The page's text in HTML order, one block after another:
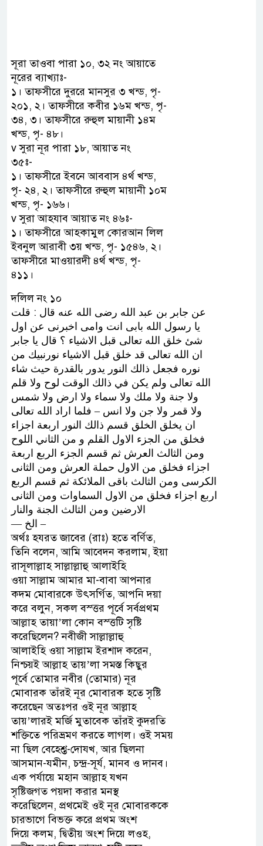
সূরা তাওবা পারা ১০, ৩২ নং আয়াতে
নূরের ব্যাখ্যাঃ-
১। তাফসীরে দুররে মানসুর ৩ খন্ড, পৃ-
২০১, ২। তাফসীরে কবীর ১৬ম খন্ড, পৃ-
৩৪, ৩। তাফসীরে রুহুল মায়ানী ১৪ম
খন্ড, পৃ- ৪৮।
v সুরা নূর পারা ১৮, আয়াত নং
৩৫ঃ-
১। তাফসীরে ইবনে আববাস ৪র্থ খন্ড,
পৃ- ২৪, ২। তাফসীরে রুহুল মায়ানী ১০ম
খন্ড, পৃ- ১৬৬।
v সুরা আহযাব আয়াত নং ৪৬ঃ-
১। তাফসীরে আহকামুল কোরআন লিল
ইবনুল আরাবী ৩য় খন্ড, পৃ- ১৫৪৬, ২।
তাফসীরে মাওয়ারদী ৪র্থ খন্ড, পৃ-
৪১১।
দলিল নং ১০
ﻋﻦ ﺟﺎﺑﺮ ﺑﻦ ﻋﺒﺪ ﺍﻟﻠﻪ ﺭﺿﻰ ﺍﻟﻠﻪ ﻋﻨﻪ ﻗﺎﻝ : ﻗﻠﺖ
ﻳﺎ ﺭﺳﻮﻝ ﺍﻟﻠﻪ ﺑﺎﺑﻰ ﺍﻧﺖ ﻭﺍﻣﻰ ﺍﺧﺒﺮﻧﻰ ﻋﻦ ﺍﻭﻝ
ﺷﺊ ﺧﻠﻖ ﺍﻟﻠﻪ ﺗﻌﺎﻟﻰ ﻗﺒﻞ ﺍﻻﺷﻴﺎﺀ ؟ ﻗﺎﻝ ﻳﺎ ﺟﺎﺑﺮ
ﺍﻥ ﺍﻟﻠﻪ ﺗﻌﺎﻟﻰ ﻗﺪ ﺧﻠﻖ ﻗﺒﻞ ﺍﻻﺷﻴﺎﺀ ﻧﻮﺭﻧﺒﻴﻚ ﻣﻦ
ﻧﻮﺭﻩ ﻓﺠﻌﻞ ﺫﺍﻟﻚ ﺍﻟﻨﻮﺭ ﻳﺪﻭﺭ ﺑﺎﻟﻘﺪﺭﺓ ﺣﻴﺚ ﺷﺎﺀ
ﺍﻟﻠﻪ ﺗﻌﺎﻟﻰ ﻭﻟﻢ ﻳﻜﻦ ﻓﻲ ﺫﺍﻟﻚ ﺍﻟﻮﻗﺖ ﻟﻮﺡ ﻭﻻ ﻗﻠﻢ
ﻭﻻ ﺟﻨﺔ ﻭﻻ ﻣﻠﻚ ﻭﻻ ﺳﻤﺎﺀ ﻭﻻ ﺍﺭﺽ ﻭﻻ ﺷﻤﺲ
ﻭﻻ ﻗﻤﺮ ﻭﻻ ﺟﻦ ﻭﻻ ﺍﻧﺲ – ﻓﻠﻤﺎ ﺍﺭﺍﺩ ﺍﻟﻠﻪ ﺗﻌﺎﻟﻰ
ﺍﻥ ﻳﺨﻠﻖ ﺍﻟﺨﻠﻖ ﻗﺴﻢ ﺫﺍﻟﻚ ﺍﻟﻨﻮﺭ ﺍﺭﺑﻌﺔ ﺍﺟﺰﺍﺀ
ﻓﺨﻠﻖ ﻣﻦ ﺍﻟﺠﺰﺀ ﺍﻻﻭﻝ ﺍﻟﻘﻠﻢ ﻭ ﻣﻦ ﺍﻟﺜﺎﻧﻲ ﺍﻟﻠﻮﺡ
ﻭﻣﻦ ﺍﻟﺜﺎﻟﺚ ﺍﻟﻌﺮﺵ ﺛﻢ ﻗﺴﻢ ﺍﻟﺠﺰﺀ ﺍﻟﺮﺑﻊ ﺍﺭﺑﻌﺔ
ﺍﺟﺰﺍﺀ ﻓﺨﻠﻖ ﻣﻦ ﺍﻻﻭﻝ ﺣﻤﻠﺔ ﺍﻟﻌﺮﺵ ﻭﻣﻦ ﺍﻟﺜﺎﻧﻰ
ﺍﻟﻜﺮﺳﻰ ﻭﻣﻦ ﺍﻟﺜﺎﻟﺚ ﺑﺎﻗﻰ ﺍﻟﻤﻼﺋﻜﺔ ﺛﻢ ﻗﺴﻢ ﺍﻟﺮﺑﻊ
ﺍﺭﺑﻊ ﺍﺟﺰﺍﺀ ﻓﺨﻠﻖ ﻣﻦ ﺍﻻﻭﻝ ﺍﻟﺴﻤﺎﻭﺍﺕ ﻭﻣﻦ ﺍﻟﺜﺎﻧﻰ
ﺍﻻﺭﺿﻴﻦ ﻭﻣﻦ ﺍﻟﺜﺎﻟﺚ ﺍﻟﺠﻨﺔ ﻭﺍﻟﻨﺎﺭ
— ﺍﻟﺦ –
অর্থঃ হযরত জাবের (রাঃ) হতে বর্ণিত,
তিনি বলেন, আমি আবেদন করলাম, ইয়া
রাসূলাল্লাহ সাল্লাল্লাহু আলাইহি
ওয়া সাল্লাম আমার মা-বাবা আপনার
কদম মোবারকে উৎসর্গিত, আপনি দয়া
করে বলুন, সকল বস্ত্তর পূর্বে সর্বপ্রথম
আল্লাহ তায়া’লা কোন বস্ত্তটি সৃষ্টি
করেছিলেন? নবীজী সাল্লাল্লাহু
আলাইহি ওয়া সাল্লাম ইরশাদ করেন,
নিশ্চয়ই আল্লাহ তায়’লা সমস্ত কিছুর
পূর্বে তোমার নবীর (তোমার) নূর
মোবারক তাঁরই নূর মোবারক হতে সৃষ্টি
করেছেন অতঃপর ওই নূর আল্লাহ
তায়’লারই মর্জি মুতাবেক তাঁরই কুদরতি
শক্তিতে পরিভ্রমণ করতে লাগল। ওই সময়
না ছিল বেহেশ্ত-দোযখ, আর ছিলনা
আসমান-যমীন, চন্দ্র-সূর্য, মানব ও দানব।
এক পর্যায়ে মহান আল্লাহ যখন
সৃষ্টিজগত পয়দা করার মনস্থ
করেছিলেন, প্রথমেই ওই নূর মোবারককে
চারভাগে বিভক্ত করে প্রথম অংশ
দিয়ে কলম, দ্বিতীয় অংশ দিয়ে লওহ,